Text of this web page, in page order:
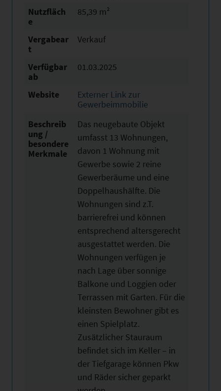
Nutzfläch
e
85,39 m²
Vergabear
t
Verkauf
Verfügbar
ab
01.03.2025
Website
Externer Link zur
Gewerbeimmobilie
Beschreib
ung /
besondere
Merkmale
Das neugebaute Objekt
umfasst 13 Wohnungen,
davon 1 Wohnung mit
Gewerbe sowie 2 reine
Gewerberäume und eine
Doppelhaushälfte. Die
Wohnungen sind z.T.
barrierefrei und können
entsprechend altersgerecht
ausgestattet werden. Die
Wohnungen verfügen je
nach Lage über sonnige
Balkone und Loggien oder
Terrassen mit Garten. Für die
kleinsten Bewohner gibt es
einen Spielplatz.
Zusätzlicher Stauraum
befindet sich im Keller – in
der Tiefgarage können Pkw
und Räder sicher geparkt